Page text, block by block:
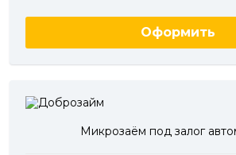
Оформить
Микрозаём под залог